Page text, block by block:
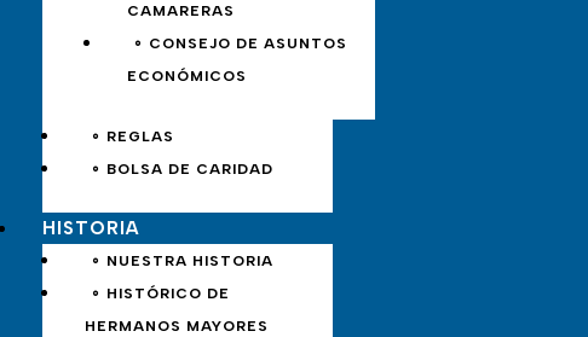
CAMARERAS
∘ CONSEJO DE ASUNTOS
ECONÓMICOS
∘ REGLAS
∘ BOLSA DE CARIDAD
HISTORIA
∘ NUESTRA HISTORIA
∘ HISTÓRICO DE
HERMANOS MAYORES